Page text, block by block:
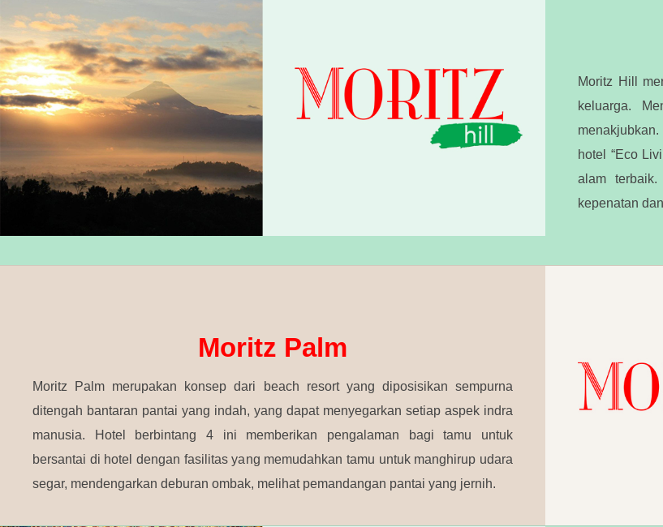
Moritz Hill
keluarga.
hotel “Eco
alam
kepenatan
Moritz Palm
Moritz Palm merupakan konsep dari beach resort yang diposisikan sempurna
ditengah bantaran pantai yang indah, yang dapat menyegarkan setiap aspek indra
manusia. Hotel berbintang 4 ini memberikan pengalaman bagi tamu untuk
bersantai di hotel dengan fasilitas yang memudahkan tamu untuk manghirup udara
segar, mendengarkan deburan ombak, melihat pemandangan pantai yang jernih.